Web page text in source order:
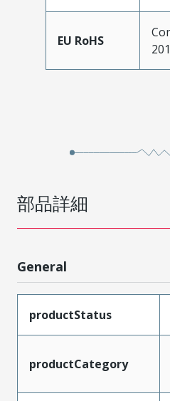
EU RoHS
部品詳細
General
productStatus
productCategory